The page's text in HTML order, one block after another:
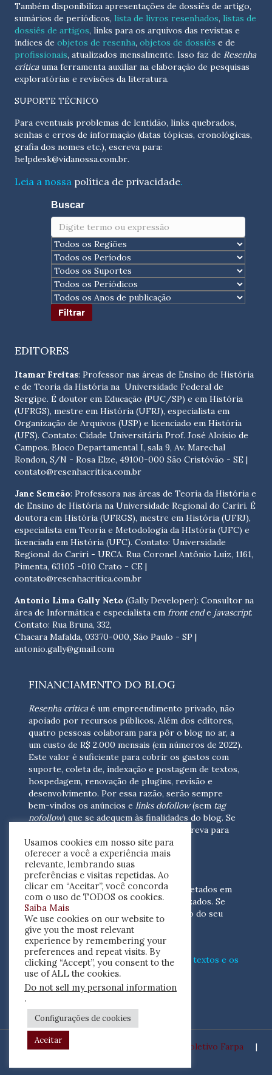
Também disponibiliza apresentações de dossiês de artigo,
sumários de periódicos, lista de livros resenhados, listas de
dossiês de artigos, links para os arquivos das revistas e
índices de objetos de resenha, objetos de dossiês e de
profissionais, atualizados mensalmente. Isso faz de Resenha
críticauma ferramenta auxiliar na elaboração de pesquisas
exploratórias e revisões da literatura.
SUPORTE TÉCNICO
Para eventuais problemas de lentidão, links quebrados,
senhas e erros de informação (datas tópicas, cronológicas,
helpdesk@vidanossa.com.br.
Leia a nossa política de privacidade.
Buscar
EDITORES
Itamar Freitas: Professor nas áreas de Ensino de História
e de Teoria da História na Universidade Federal de
Sergipe. É doutor em Educação (PUC/SP) e em História
(UFRGS), mestre em História (UFRJ), especialista em
Organização de Arquivos (USP) e licenciado em História
(UFS). Contato: Cidade Universitária Prof. José Aloísio de
Campos. Bloco Departamental I, sala 9, Av. Marechal
Rondon, S/N - Rosa Elze, 49100-000 São Cristóvão - SE |
contato@resenhacritica.com.br
Jane Semeão: Professora nas áreas de Teoria da História e
de Ensino de História na Universidade Regional do Cariri. É
doutora em História (UFRGS), mestre em História (UFRJ),
especialista em Teoria e Metodologia da HIstória (UFC) e
licenciada em História (UFC). Contato: Universidade
Regional do Cariri - URCA. Rua Coronel Antônio Luíz, 1161,
Pimenta, 63105 -010 Crato - CE |
contato@resenhacritica.com.br
Antonio Lima Gally Neto (Gally Developer): Consultor na
área de Informática e especialista em front ende javascript.
Contato: Rua Bruna, 332,
Chacara Mafalda, 03370-000, São Paulo - SP |
antonio.gally@gmail.com
FINANCIAMENTO DO BLOG
Resenha críticaé um empreendimento privado, não
apoiado por recursos públicos. Além dos editores,
quatro pessoas colaboram para pôr o blog no ar, a
um custo de R$ 2.000 mensais (em números de 2022).
Este valor é suficiente para cobrir os gastos com
suporte, coleta de, indexação e postagem de textos,
hospedagem, renovação de plugins, revisão e
desenvolvimento. Por essa razão, serão sempre
bem-vindos os anúncios e links dofollow(sem tag
nofollow) que se adequem às finalidades do blog. Se
escreva para
nós(contato@resenhacritica.com.br)
FONTES E ACERVO
As resenhas, dossiês e sumários são coletados em
periódicos acadêmicos e sites especializados. Se
você tem interesse em divulgar o acervo do seu
periódico, escreva para nós
(contato@resenhacritica.com.br)
Conheça omodocomo processamos os textos e os
índicesdisponibilizados neste blog.
ISSN 2764-0302
Coletivo Farpa |
Usamos cookies em nosso site para
oferecer a você a experiência mais
relevante, lembrando suas
preferências e visitas repetidas. Ao
clicar em “Aceitar”, você concorda
com o uso de TODOS os cookies.
Saiba Mais
We use cookies on our website to
give you the most relevant
experience by remembering your
preferences and repeat visits. By
clicking “Accept”, you consent to the
use of ALL the cookies.
Do not sell my personal information
.
Configurações de cookies
Aceitar